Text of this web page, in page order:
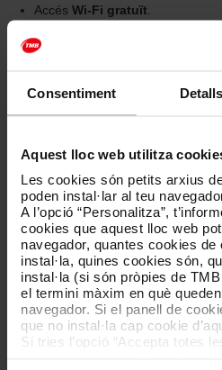
Consentiment Detalls
Aquest lloc web utilitza
Les cookies són petits arxius
poden instal·lar al teu
A l’opció “Personalitza”,
cookies que aquest lloc web
navegador, quantes cookies
instal·la, quines cookies són,
instal·la (si són pròpies de
el termini màxim en què
navegador. Si el panell de
que no instal·la cap cookie
Si tries l’opció “Accepta totes
Accés Wi-Fi gratuït
Tickets per al Barcelona Bus
Reserva els teus bitllets online.
del 10% si compres els tickets a
Compra online amb
Més informació sobre el
Pots consultar informació més
alweb del Barcelona Bus Turístic .